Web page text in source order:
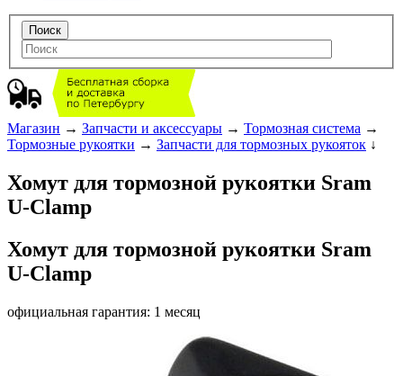
Магазин → Запчасти и аксессуары → Тормозная система →
Тормозные рукоятки → Запчасти для тормозных рукояток ↓
Хомут для тормозной рукоятки Sram
U-Clamp
Хомут для тормозной рукоятки Sram
U-Clamp
официальная гарантия: 1 месяц